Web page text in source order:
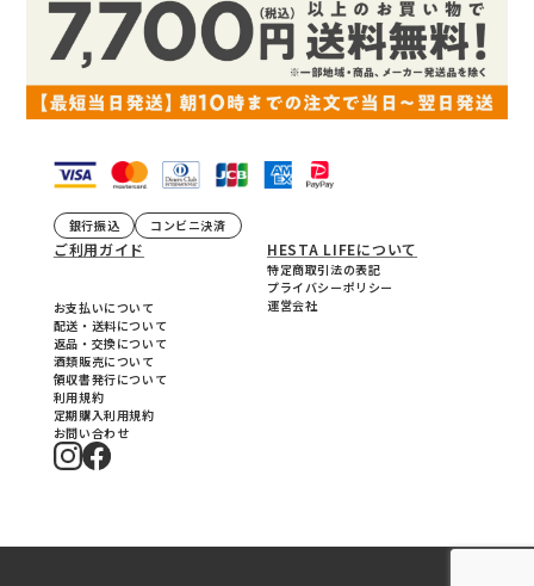
銀行振込 コンビニ決済
ご利用ガイド
お支払いについて
配送・送料について
返品・交換について
酒類販売について
領収書発行について
利用規約
定期購入利用規約
お問い合わせ
HESTA LIFEについて
特定商取引法の表記
プライバシーポリシー
運営会社